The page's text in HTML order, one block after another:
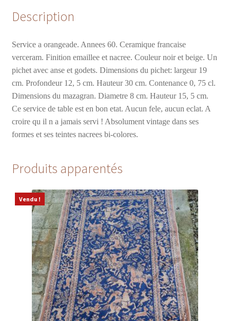
Description
Service a orangeade. Annees 60. Ceramique francaise
verceram. Finition emaillee et nacree. Couleur noir et beige. Un
pichet avec anse et godets. Dimensions du pichet: largeur 19
cm. Profondeur 12, 5 cm. Hauteur 30 cm. Contenance 0, 75 cl.
Dimensions du mazagran. Diametre 8 cm. Hauteur 15, 5 cm.
Ce service de table est en bon etat. Aucun fele, aucun eclat. A
croire qu il n a jamais servi ! Absolument vintage dans ses
formes et ses teintes nacrees bi-colores.
Produits apparentés
Vendu !